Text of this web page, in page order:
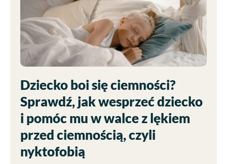
Dziecko boi się ciemności?
Sprawdź, jak wesprzeć dziecko
i pomóc mu w walce z lękiem
przed ciemnością, czyli
nyktofobią